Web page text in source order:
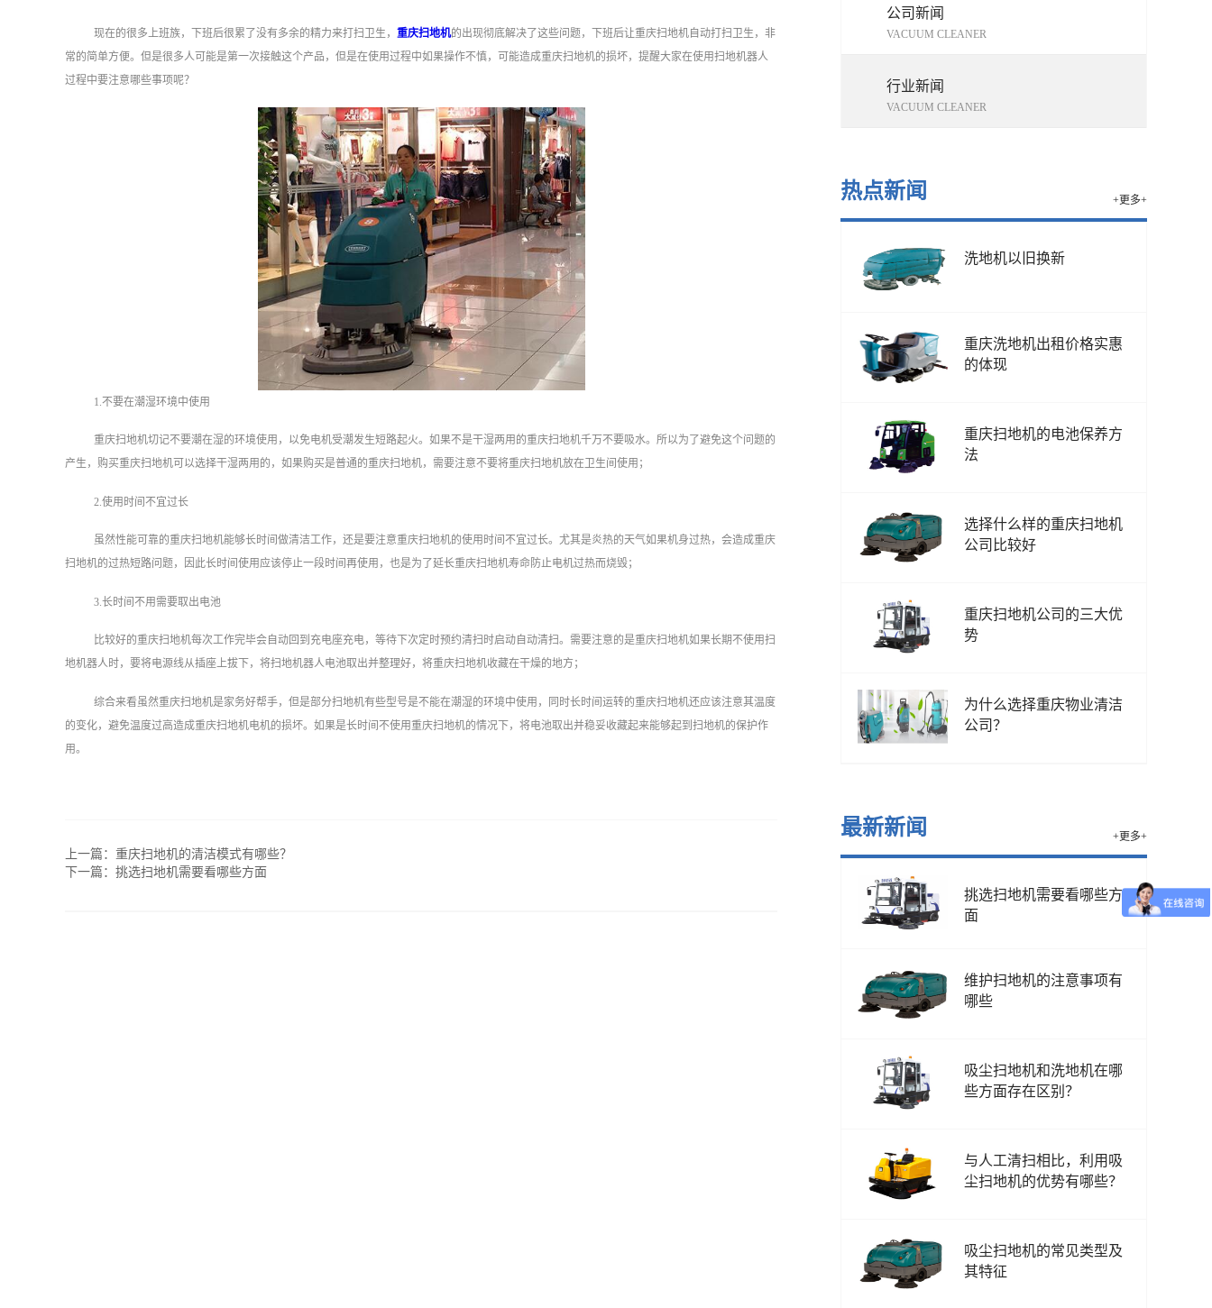
公司新闻
VACUUM CLEANER
行业新闻
VACUUM CLEANER
热点新闻 +更多+
洗地机以旧换新
重庆洗地机出租价格实惠
的体现
重庆扫地机的电池保养方
法
选择什么样的重庆扫地机
公司比较好
重庆扫地机公司的三大优
势
为什么选择重庆物业清洁
公司？
最新新闻 +更多+
挑选扫地机需要看哪些方
面
维护扫地机的注意事项有
哪些
吸尘扫地机和洗地机在哪
些方面存在区别？
与人工清扫相比，利用吸
尘扫地机的优势有哪些？
吸尘扫地机的常见类型及
其特征
现在的很多上班族，下班后很累了没有多余的精力来打扫卫生， 重庆扫地机的出现彻底解决了这些问题，下班后让重庆扫地机自动打扫卫生，非
常的简单方便。但是很多人可能是第一次接触这个产品，但是在使用过程中如果操作不慎，可能造成重庆扫地机的损坏，提醒大家在使用扫地机器人
过程中要注意哪些事项呢？
1.不要在潮湿环境中使用
重庆扫地机切记不要潮在湿的环境使用，以免电机受潮发生短路起火。如果不是干湿两用的重庆扫地机千万不要吸水。所以为了避免这个问题的
产生，购买重庆扫地机可以选择干湿两用的，如果购买是普通的重庆扫地机，需要注意不要将重庆扫地机放在卫生间使用；
2.使用时间不宜过长
虽然性能可靠的重庆扫地机能够长时间做清洁工作，还是要注意重庆扫地机的使用时间不宜过长。尤其是炎热的天气如果机身过热，会造成重庆
扫地机的过热短路问题，因此长时间使用应该停止一段时间再使用，也是为了延长重庆扫地机寿命防止电机过热而烧毁；
3.长时间不用需要取出电池
比较好的重庆扫地机每次工作完毕会自动回到充电座充电，等待下次定时预约清扫时启动自动清扫。需要注意的是重庆扫地机如果长期不使用扫
地机器人时，要将电源线从插座上拔下，将扫地机器人电池取出并整理好，将重庆扫地机收藏在干燥的地方；
综合来看虽然重庆扫地机是家务好帮手，但是部分扫地机有些型号是不能在潮湿的环境中使用，同时长时间运转的重庆扫地机还应该注意其温度
的变化，避免温度过高造成重庆扫地机电机的损坏。如果是长时间不使用重庆扫地机的情况下，将电池取出并稳妥收藏起来能够起到扫地机的保护作
用。
上一篇： 重庆扫地机的清洁模式有哪些？
下一篇： 挑选扫地机需要看哪些方面